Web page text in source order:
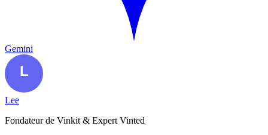
Gemini
Lee
Fondateur de Vinkit & Expert Vinted